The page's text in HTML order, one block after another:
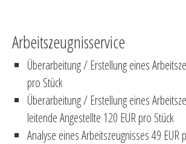
Arbeitszeugnisservice
Überarbeitung / Erstellung eines
pro Stück
Überarbeitung / Erstellung eines
leitende Angestellte 120 EUR pro Stück
Analyse eines Arbeitszeugnisses 49 EUR